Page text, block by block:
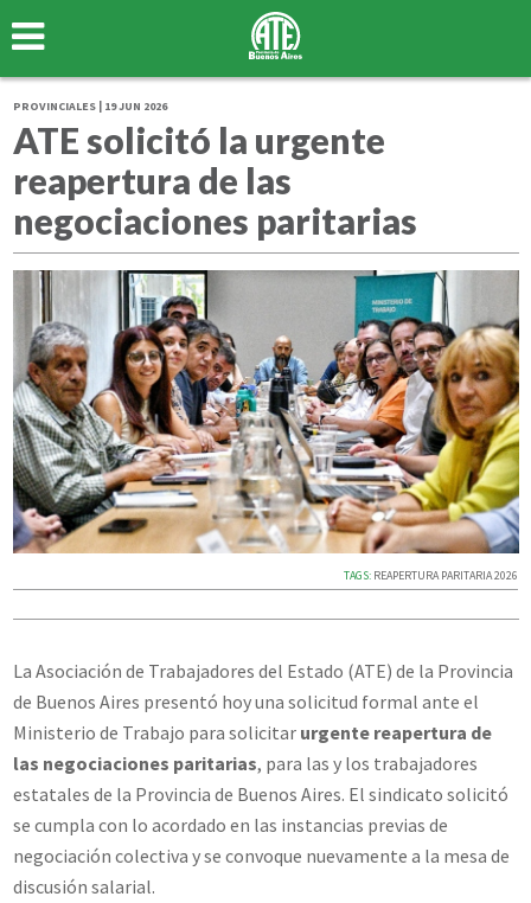
PROVINCIALES | 19 JUN 2026
ATE solicitó la urgente
reapertura de las
negociaciones paritarias
TAGS: REAPERTURA PARITARIA 2026
La Asociación de Trabajadores del Estado (ATE) de la Provincia
de Buenos Aires presentó hoy una solicitud formal ante el
Ministerio de Trabajo para solicitar urgente reapertura de
las negociaciones paritarias, para las y los trabajadores
estatales de la Provincia de Buenos Aires. El sindicato solicitó
se cumpla con lo acordado en las instancias previas de
negociación colectiva y se convoque nuevamente a la mesa de
discusión salarial.